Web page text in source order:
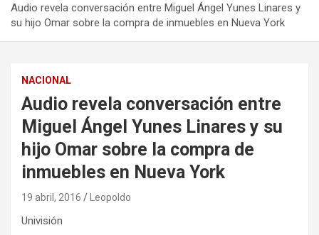
Audio revela conversación entre Miguel Ángel Yunes Linares y
su hijo Omar sobre la compra de inmuebles en Nueva York
NACIONAL
Audio revela conversación entre
Miguel Ángel Yunes Linares y su
hijo Omar sobre la compra de
inmuebles en Nueva York
19 abril, 2016 Leopoldo
Univisión